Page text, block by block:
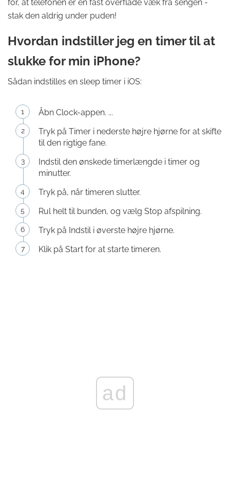
for, at telefonen er en fast overflade væk fra sengen -
stak den aldrig under puden!
Hvordan indstiller jeg en timer til at
slukke for min iPhone?
Sådan indstilles en sleep timer i iOS:
Åbn Clock-appen. ...
Tryk på Timer i nederste højre hjørne for at skifte
til den rigtige fane.
Indstil den ønskede timerlængde i timer og
minutter.
Tryk på, når timeren slutter.
Rul helt til bunden, og vælg Stop afspilning.
Tryk på Indstil i øverste højre hjørne.
Klik på Start for at starte timeren.
ad